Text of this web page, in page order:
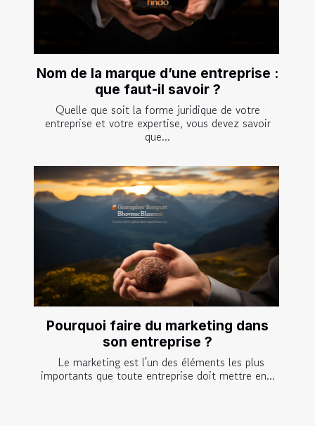
Nom de la marque d’une entreprise :
que faut-il savoir ?
Quelle que soit la forme juridique de votre
entreprise et votre expertise, vous devez savoir
que...
Pourquoi faire du marketing dans
son entreprise ?
Le marketing est l'un des éléments les plus
importants que toute entreprise doit mettre en...